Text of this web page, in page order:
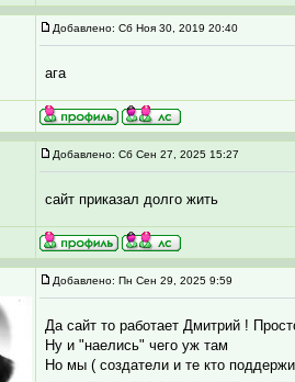
Добавлено: Сб Ноя 30, 2019 20:40
ага
Добавлено: Сб Сен 27, 2025 15:27
сайт приказал долго жить
Добавлено: Пн Сен 29, 2025 9:59
Да сайт то работает Дмитрий !
Ну и "наелись" чего уж там
Но мы ( создатели и те кто